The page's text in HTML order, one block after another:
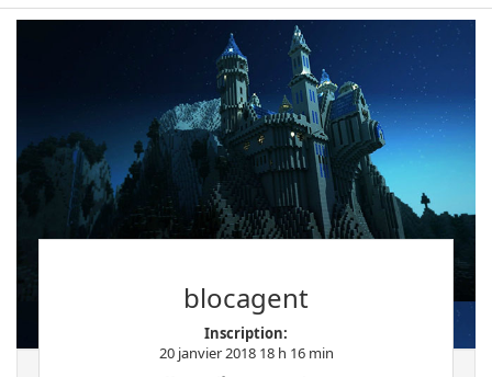
blocagent
Inscription:
20 janvier 2018 18 h 16 min